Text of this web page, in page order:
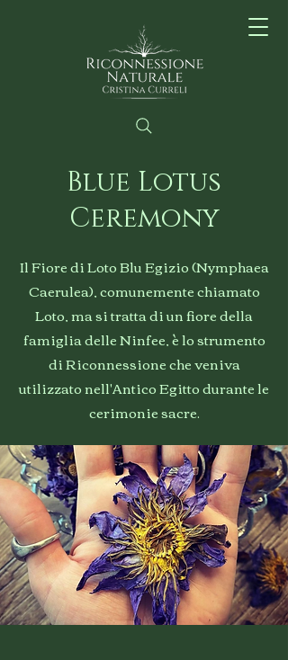
Blue Lotus
Ceremony
Il Fiore di Loto Blu Egizio (Nymphaea
Caerulea), comunemente chiamato
Loto, ma si tratta di un fiore della
famiglia delle Ninfee, è lo strumento
di Riconnessione che veniva
utilizzato nell'Antico Egitto durante le
cerimonie sacre.